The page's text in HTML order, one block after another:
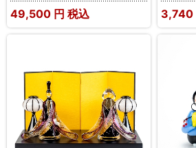
49,500 円 税込 3,740